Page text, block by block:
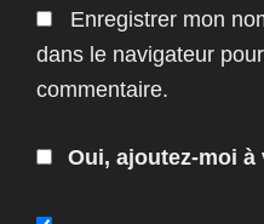
Enregistrer mon
dans le navigateur
commentaire.
Oui, ajoutez-moi